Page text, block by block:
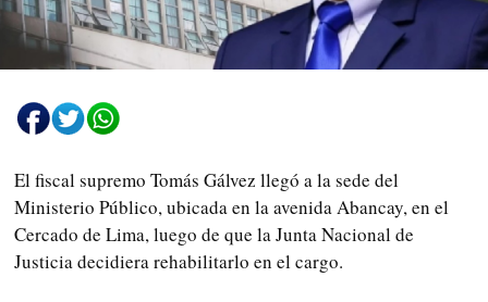
El fiscal supremo Tomás Gálvez llegó a la sede del
Ministerio Público, ubicada en la avenida Abancay, en el
Cercado de Lima, luego de que la Junta Nacional de
Justicia decidiera rehabilitarlo en el cargo.